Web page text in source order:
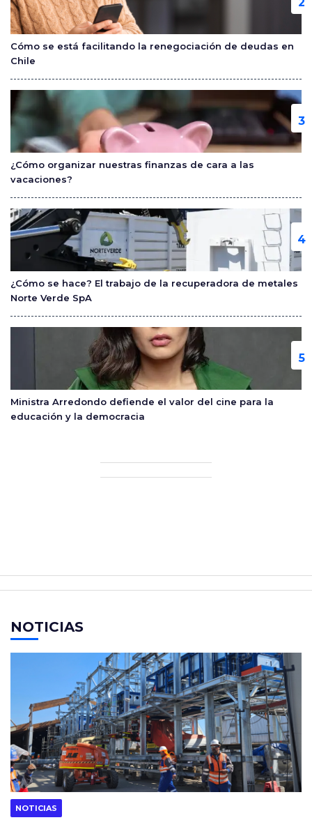
Cómo se está facilitando la renegociación de deudas en
Chile
¿Cómo organizar nuestras finanzas de cara a las
vacaciones?
¿Cómo se hace? El trabajo de la recuperadora de metales
Norte Verde SpA
Ministra Arredondo defiende el valor del cine para la
educación y la democracia
NOTICIAS
NOTICIAS